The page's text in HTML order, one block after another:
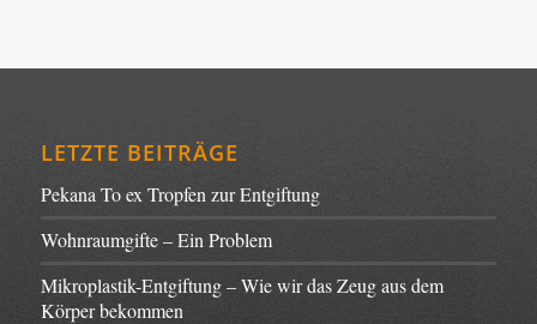
LETZTE BEITRÄGE
Pekana To ex Tropfen zur Entgiftung
Wohnraumgifte – Ein Problem
Mikroplastik-Entgiftung – Wie wir das Zeug aus dem
Körper bekommen